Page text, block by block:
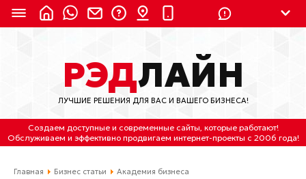
8 (800) 550-9899 (с 2:30 до 11:30 по
Мск)
Бесплатно по России
(4212) 658-653
(4212) 637-673
РЭДЛАЙН
ЛУЧШИЕ РЕШЕНИЯ ДЛЯ ВАС И ВАШЕГО БИЗНЕСА!
Создаем доступные и современные сайты, которые работают!
Обслуживаем и эффективно продвигаем интернет-проекты с 2006 года!
Главная Бизнес статьи Академия бизнеса